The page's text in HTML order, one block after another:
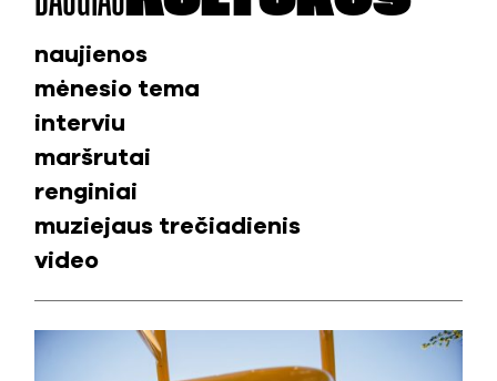
naujienos
mėnesio tema
interviu
maršrutai
renginiai
muziejaus trečiadienis
video